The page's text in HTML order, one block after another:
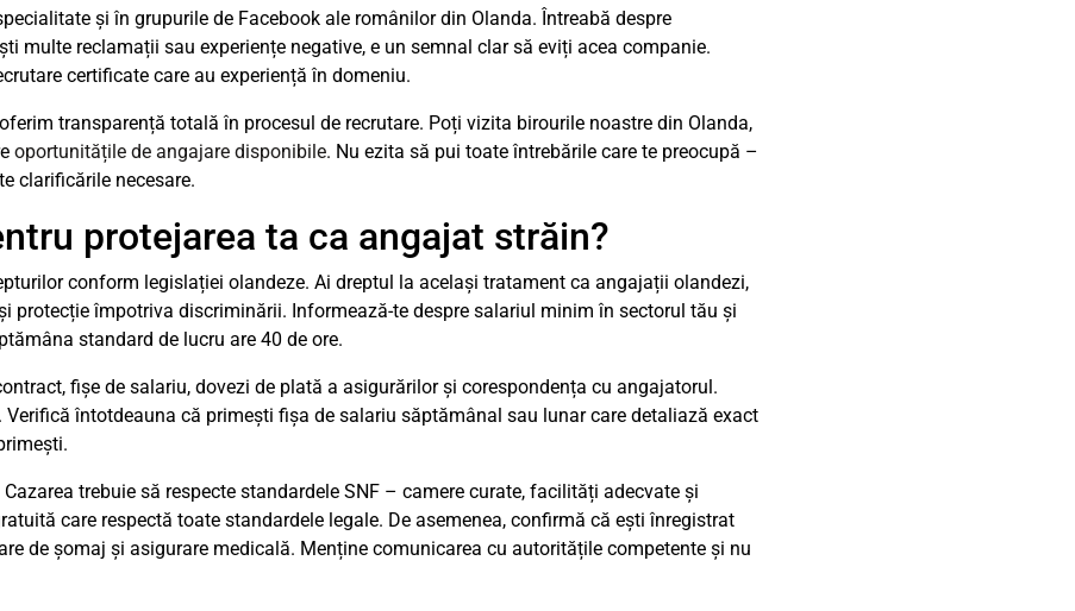
și în grupurile de Facebook ale românilor din Olanda. Întreabă despre
multe reclamații sau experiențe negative, e un semnal clar să eviți acea companie.
certificate care au experiență în domeniu.
transparență totală în procesul de recrutare. Poți vizita birourile noastre din Olanda,
oportunitățile de angajare disponibile. Nu ezita să pui toate întrebările care te preocupă –
clarificările necesare.
protejarea ta ca angajat străin?
conform legislației olandeze. Ai dreptul la același tratament ca angajații olandezi,
protecție împotriva discriminării. Informează-te despre salariul minim în sectorul tău și
standard de lucru are 40 de ore.
fișe de salariu, dovezi de plată a asigurărilor și corespondența cu angajatorul.
întotdeauna că primești fișa de salariu săptămânal sau lunar care detaliază exact
trebuie să respecte standardele SNF – camere curate, facilități adecvate și
care respectă toate standardele legale. De asemenea, confirmă că ești înregistrat
de șomaj și asigurare medicală. Menține comunicarea cu autoritățile competente și nu